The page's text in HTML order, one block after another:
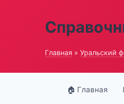
Главная » Уральский
🏠 Главная